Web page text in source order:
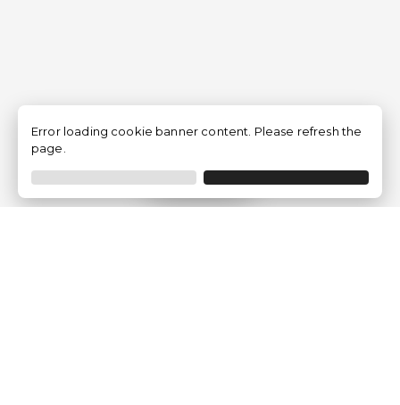
Filtrar
Error loading cookie banner content. Please refresh the
page.